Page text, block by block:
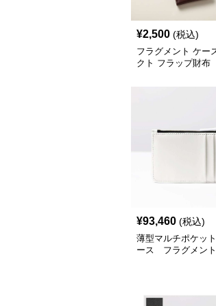
¥2,500 (税込)
フラグメント ケー
クト フラップ財布
¥93,460 (税込)
薄型マルチポケッ
ース フラグメン